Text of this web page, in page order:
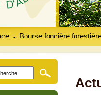
Bourse foncière forestière
-